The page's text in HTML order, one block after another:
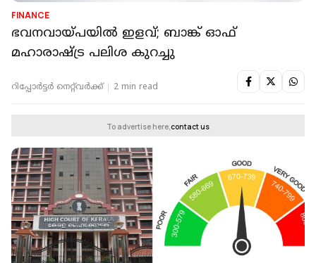
FINANCE
ഭവനവായ്പയില്‍ ഇളവ്; ബാങ്ക് ഓഫ്
മഹാരാഷ്ട്ര പലിശ കുറച്ചു
റിപ്പോർട്ടർ നെറ്റ്‌വര്‍ക്ക്‌ 2 min read
To advertise here,contact us